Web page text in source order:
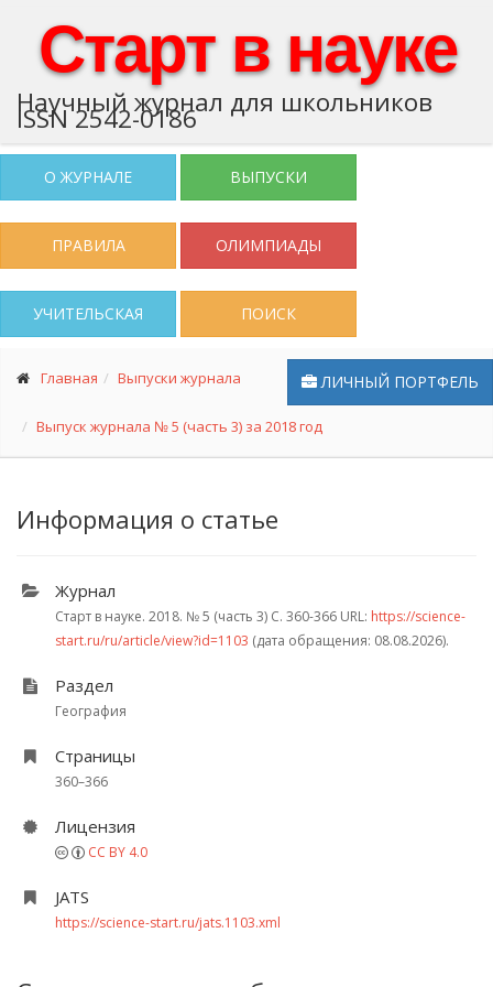
Старт в науке
Научный журнал для школьников
ISSN 2542-0186
О ЖУРНАЛЕ ВЫПУСКИ
ПРАВИЛА ОЛИМПИАДЫ
УЧИТЕЛЬСКАЯ ПОИСК
ЛИЧНЫЙ ПОРТФЕЛЬ
Главная Выпуски журнала
Выпуск журнала № 5 (часть 3) за 2018 год
Информация о статье
Журнал
Старт в науке. 2018. № 5 (часть 3) С. 360-366 URL: https://science-
start.ru/ru/article/view?id=1103 (дата обращения: 08.08.2026).
Раздел
География
Страницы
360–366
Лицензия
CC BY 4.0
JATS
https://science-start.ru/jats.1103.xml